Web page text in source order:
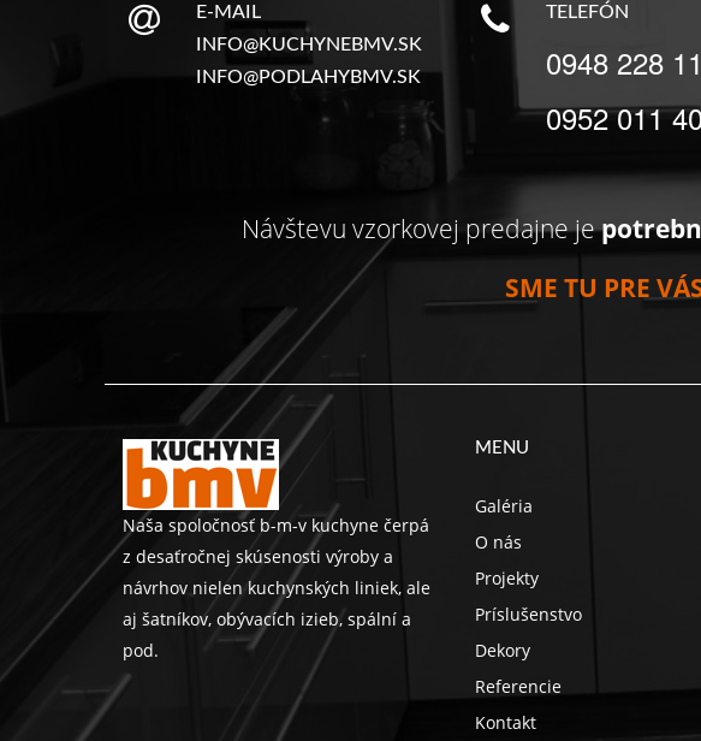
E-MAIL
INFO@KUCHYNEBMV.SK
INFO@PODLAHYBMV.SK
TELEFÓN
0948 228
0952 011
Návštevu vzorkovej predajne je
SME TU PRE
Naša spoločnosť b-m-v kuchyne čerpá
z desaťročnej skúsenosti výroby a
návrhov nielen kuchynských liniek, ale
aj šatníkov, obývacích izieb, spální a
pod.
MENU
Galéria
O nás
Projekty
Príslušenstvo
Dekory
Referencie
Kontakt